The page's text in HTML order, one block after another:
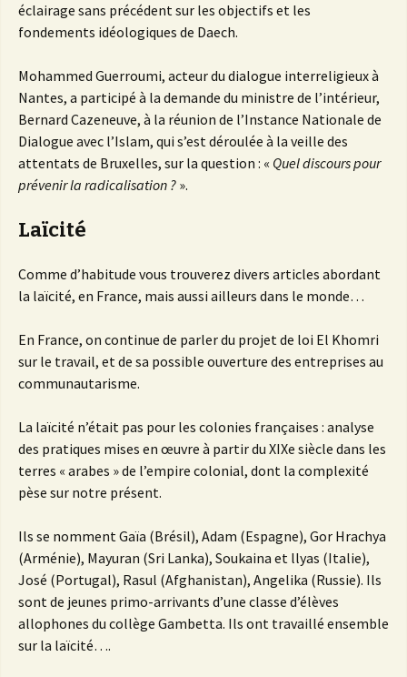
éclairage sans précédent sur les objectifs et les
fondements idéologiques de Daech.
Mohammed Guerroumi, acteur du dialogue interreligieux à
Nantes, a participé à la demande du ministre de l’intérieur,
Bernard Cazeneuve, à la réunion de l’Instance Nationale de
Dialogue avec l’Islam, qui s’est déroulée à la veille des
attentats de Bruxelles, sur la question : « Quel discours pour
prévenir la radicalisation ? ».
Laïcité
Comme d’habitude vous trouverez divers articles abordant
la laïcité, en France, mais aussi ailleurs dans le monde…
En France, on continue de parler du projet de loi El Khomri
sur le travail, et de sa possible ouverture des entreprises au
communautarisme.
La laïcité n’était pas pour les colonies françaises : analyse
des pratiques mises en œuvre à partir du XIXe siècle dans les
terres « arabes » de l’empire colonial, dont la complexité
pèse sur notre présent.
Ils se nomment Gaïa (Brésil), Adam (Espagne), Gor Hrachya
(Arménie), Mayuran (Sri Lanka), Soukaina et llyas (Italie),
José (Portugal), Rasul (Afghanistan), Angelika (Russie). Ils
sont de jeunes primo-arrivants d’une classe d’élèves
allophones du collège Gambetta. Ils ont travaillé ensemble
sur la laïcité….